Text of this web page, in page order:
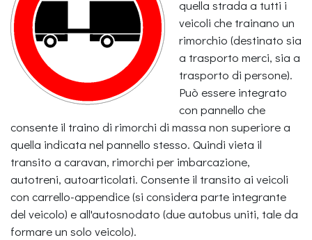
quella strada a tutti i
veicoli che trainano un
rimorchio (destinato sia
a trasporto merci, sia a
trasporto di persone).
Può essere integrato
con pannello che
consente il traino di rimorchi di massa non superiore a
quella indicata nel pannello stesso. Quindi vieta il
transito a caravan, rimorchi per imbarcazione,
autotreni, autoarticolati. Consente il transito ai veicoli
con carrello-appendice (si considera parte integrante
del veicolo) e all'autosnodato (due autobus uniti, tale da
formare un solo veicolo).